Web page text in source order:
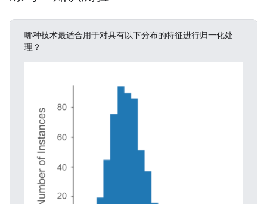
哪种技术最适合用于对具有以下分布的特征进行归一化处
理？